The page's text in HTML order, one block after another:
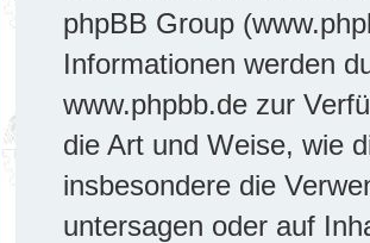
phpBB Group
Informationen werden
www.phpbb.de zur
die Art und Weise, wie
insbesondere die
untersagen oder auf